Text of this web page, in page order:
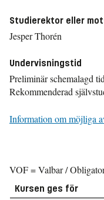
Studierektor eller
Jesper Thorén
Undervisningstid
Preliminär schemalagd
Rekommenderad
Information om möjliga
VOF = Valbar /
Kursen ges för